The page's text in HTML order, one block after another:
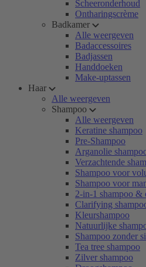
Scheeronderhoud
Ontharingscrème
Badkamer
Alle weergeven
Badaccessoires
Badjassen
Handdoeken
Make-uptassen
Haar
Alle weergeven
Shampoo
Alle weergeven
Keratine shampoo
Pre-Shampoo
Arganolie
Verzachtende
Shampoo voor
Shampoo voor
2-in-1 shampoo &
Clarifying
Kleurshampoo
Natuurlijke
Shampoo zonder
Tea tree shampoo
Zilver shampoo